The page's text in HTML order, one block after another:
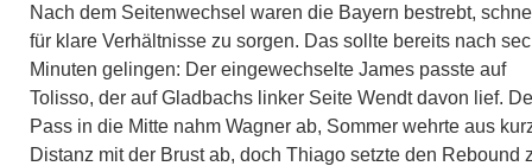
Nach dem Seitenwechsel waren die Bayern bestrebt,
für klare Verhältnisse zu sorgen. Das sollte bereits nach
Minuten gelingen: Der eingewechselte James passte auf
Tolisso, der auf Gladbachs linker Seite Wendt davon lief.
Pass in die Mitte nahm Wagner ab, Sommer wehrte aus
Distanz mit der Brust ab, doch Thiago setzte den Rebound